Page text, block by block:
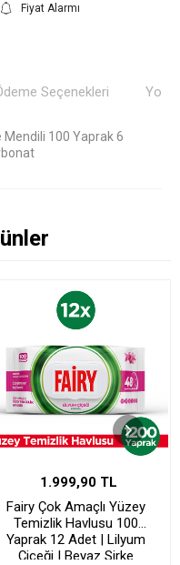
Fiyat Alarmı
Seçenekleri
Mendili 100 Yaprak 6
1.999,90 TL
Fairy Çok Amaçlı Yüzey
Temizlik Havlusu 100
Yaprak 12 Adet | Lilyum
Çiçeği | Beyaz Sirke